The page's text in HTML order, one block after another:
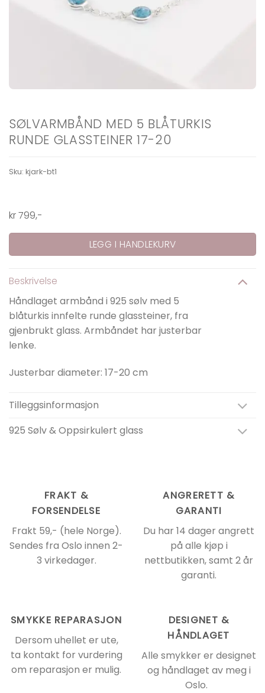
SØLVARMBÅND MED 5 BLÅTURKIS
RUNDE GLASSTEINER 17-20
Sku: kjark-bt1
kr799,-
LEGG I HANDLEKURV
Beskrivelse
Håndlaget armbånd i 925 sølv med 5
blåturkis innfelte runde glassteiner, fra
gjenbrukt glass. Armbåndet har justerbar
lenke.
Justerbar diameter: 17-20 cm
Tilleggsinformasjon
925 Sølv & Oppsirkulert glass
FRAKT &
FORSENDELSE
Frakt 59,- (hele Norge).
Sendes fra Oslo innen 2-
3 virkedager.
ANGRERETT &
GARANTI
Du har 14 dager angrett
på alle kjøp i
nettbutikken, samt 2 år
garanti.
SMYKKE REPARASJON
Dersom uhellet er ute,
ta kontakt for vurdering
om reparasjon er mulig.
DESIGNET &
HÅNDLAGET
Alle smykker er designet
og håndlaget av meg i
Oslo.